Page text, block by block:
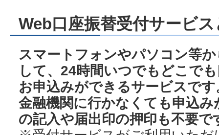
Web口座振替受付サービ
スマートフォンやパソコン等
して、24時間いつでもどこで
お申込みができるサービスです
金融機関に行かなくても申込
の記入や届出印の押印も不要で